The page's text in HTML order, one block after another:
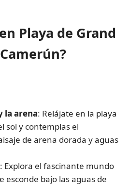
Playa de Grand
la arena: Relájate en la playa
sol y contemplas el
de arena dorada y aguas
: Explora el fascinante mundo
esconde bajo las aguas de